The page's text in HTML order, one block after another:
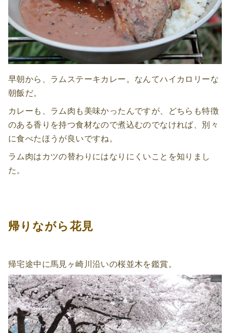
早朝から、ラムステーキカレー。なんてハイカロリーな
朝飯だ。
カレーも、ラム肉も美味かったんですが、どちらも特徴
のある香りを持つ食材なので煮込むのでなければ、別々
に食べたほうが良いですね。
ラム肉はカツの替わりにはなりにくいことを知りまし
た。
帰りながら花見
帰宅途中に馬見ヶ崎川沿いの桜並木を鑑賞。